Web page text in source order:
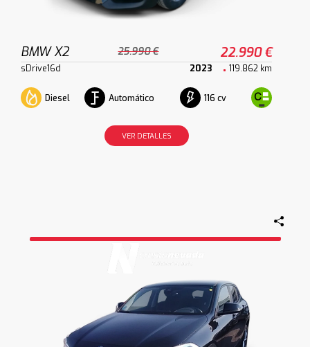
BMW X2 25.990 € 22.990 €
sDrive16d 2023 119.862 km
Diesel Automático 116 cv
VER DETALLES